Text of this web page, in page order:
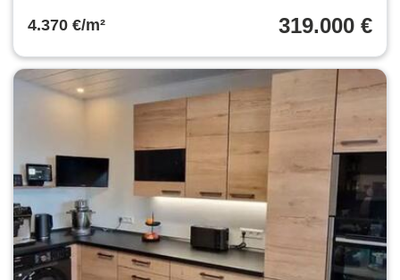
4.370 €/m² 319.000 €